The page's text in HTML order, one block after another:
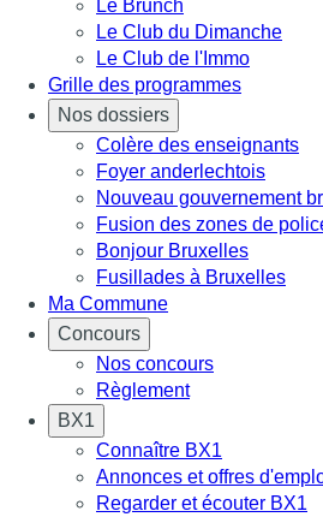
Le Brunch
Le Club du Dimanche
Le Club de l'Immo
Grille des programmes
Nos dossiers
Colère des enseignants
Foyer anderlechtois
Nouveau gouvernement
Fusion des zones de
Bonjour Bruxelles
Fusillades à Bruxelles
Ma Commune
Concours
Nos concours
Règlement
BX1
Connaître BX1
Annonces et offres
Regarder et écouter BX1